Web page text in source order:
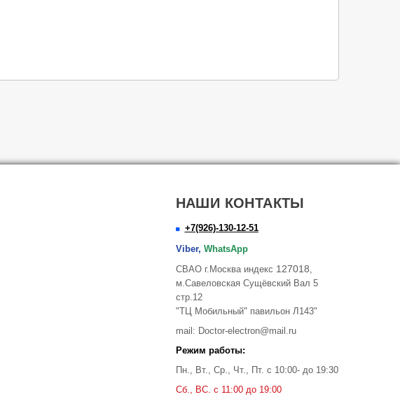
НАШИ КОНТАКТЫ
+7(926)-130-12-51
Viber, WhatsApp
СВАО г.Москва индекс 127018,
м.Савеловская Сущёвский Вал 5
стр.12
"ТЦ Мобильный" павильон Л143"
mail: Doctor-electron@mail.ru
Режим работы:
Пн., Вт., Ср., Чт., Пт. с 10:00- до 19:30
Сб., ВС. с 11:00 до 19:00